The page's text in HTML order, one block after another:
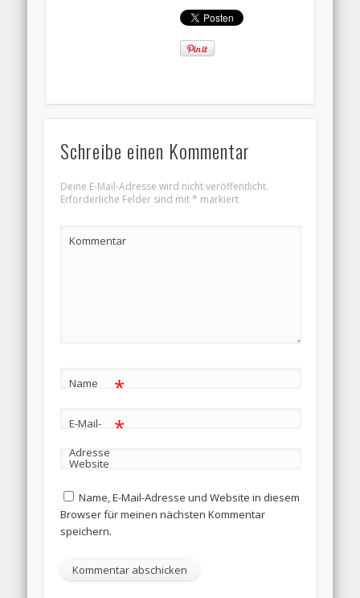
Schreibe einen Kommentar
Deine E-Mail-Adresse wird nicht veröffentlicht.
Erforderliche Felder sind mit* markiert
Kommentar
Name *
E-Mail-
Adresse
*
Website
Name, E-Mail-Adresse und Website in diesem
Browser für meinen nächsten Kommentar
speichern.